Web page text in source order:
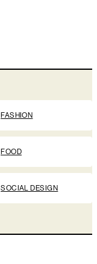
FASHION
FOOD
SOCIAL DESIGN